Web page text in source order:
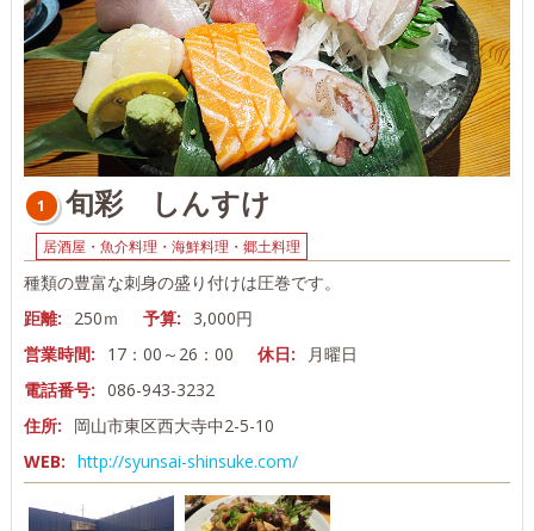
1 旬彩 しんすけ
居酒屋・魚介料理・海鮮料理・郷土料理
種類の豊富な刺身の盛り付けは圧巻です。
距離:
250ｍ 予算:
3,000円
営業時間:
17：00～26：00 休日:
月曜日
電話番号: 086-943-3232
住所:
岡山市東区西大寺中2-5-10
WEB: http://syunsai-shinsuke.com/